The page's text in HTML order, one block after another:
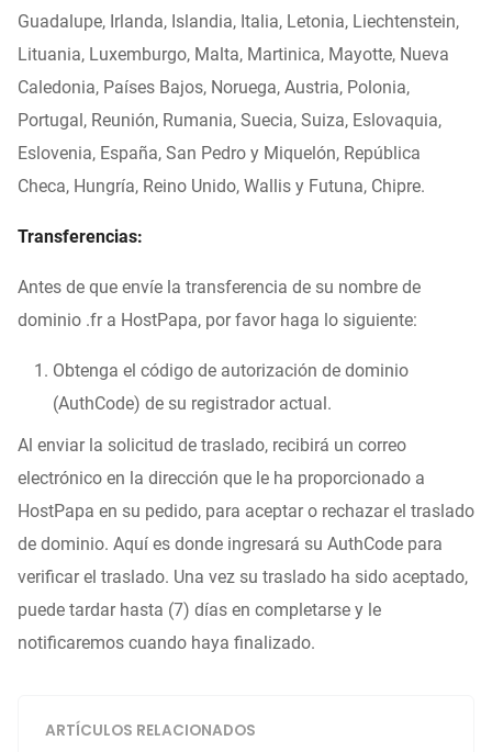
Guadalupe, Irlanda, Islandia, Italia, Letonia, Liechtenstein,
Lituania, Luxemburgo, Malta, Martinica, Mayotte, Nueva
Caledonia, Países Bajos, Noruega, Austria, Polonia,
Portugal, Reunión, Rumania, Suecia, Suiza, Eslovaquia,
Eslovenia, España, San Pedro y Miquelón, República
Checa, Hungría, Reino Unido, Wallis y Futuna, Chipre.
Transferencias:
Antes de que envíe la transferencia de su nombre de
dominio .fr a HostPapa, por favor haga lo siguiente:
Obtenga el código de autorización de dominio
(AuthCode) de su registrador actual.
Al enviar la solicitud de traslado, recibirá un correo
electrónico en la dirección que le ha proporcionado a
HostPapa en su pedido, para aceptar o rechazar el traslado
de dominio. Aquí es donde ingresará su AuthCode para
verificar el traslado. Una vez su traslado ha sido aceptado,
puede tardar hasta (7) días en completarse y le
notificaremos cuando haya finalizado.
ARTÍCULOS RELACIONADOS